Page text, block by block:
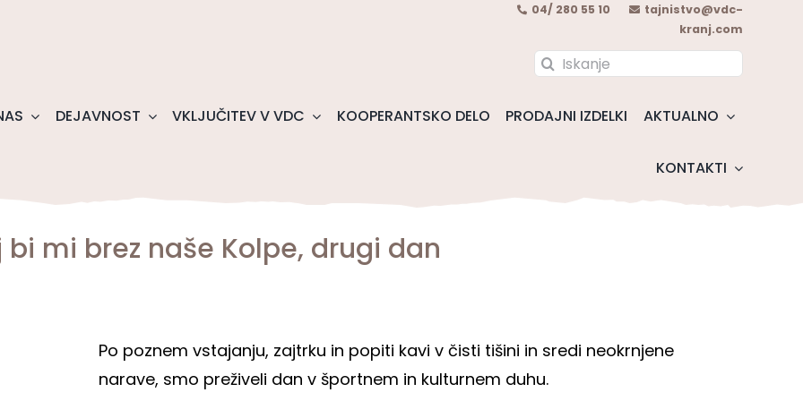
04/ 280 55 10
tajnistvo@vdc-
kranj.com
Search
DEJAVNOST VKLJUČITEV V VDC KOOPERANTSKO DELO PRODAJNI IZDELKI AKTUALNO
KONTAKTI
bi mi brez naše Kolpe, drugi dan
Po poznem vstajanju, zajtrku in popiti kavi v čisti tišini in sredi neokrnjene
narave, smo preživeli dan v športnem in kulturnem duhu.